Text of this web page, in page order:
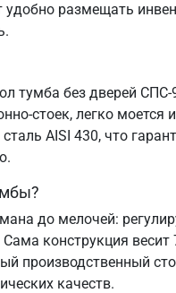
размещать
тумба без дверей
стоек, легко
AISI 430, что
до мелочей:
конструкция
производственный
качеств.